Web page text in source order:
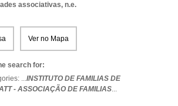
associativas, n.e.
Ver no Mapa
search for:
...INSTITUTO DE FAMILIAS DE
- ASSOCIAÇÃO DE FAMILIAS...